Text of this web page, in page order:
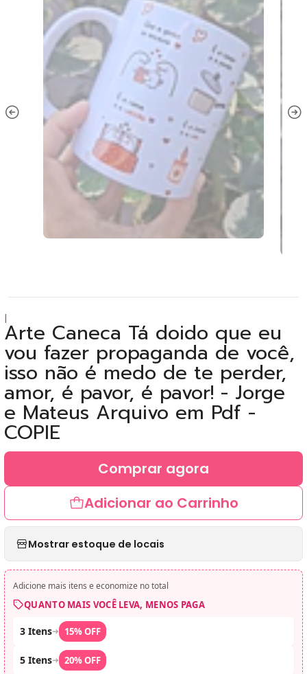
Arte Caneca Tá doido que eu
vou fazer propaganda de você,
isso não é medo de te perder,
amor, é pavor, é pavor! - Jorge
e Mateus Arquivo em Pdf -
COPIE
Adicionar ao Carrinho
Comprar agora
Mostrar estoque de locais
Adicione mais itens e economize no total
QUANTO MAIS VOCÊ LEVA, MENOS PAGA
3 Itens➜ 15% OFF
5 Itens➜ 20% OFF